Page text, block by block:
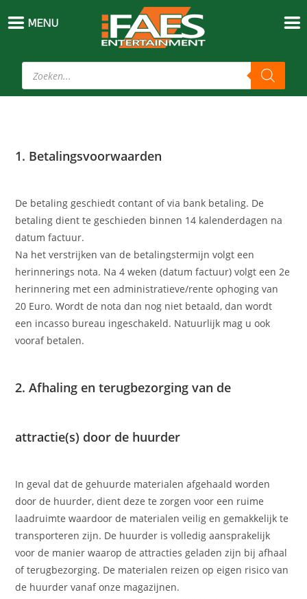
1. Betalingsvoorwaarden
De betaling geschiedt contant of via bank betaling. De
betaling dient te geschieden binnen 14 kalenderdagen na
datum factuur.
Na het verstrijken van de betalingstermijn volgt een
herinnerings nota. Na 4 weken (datum factuur) volgt een 2e
herinnering met een administratieve/rente ophoging van
20 Euro. Wordt de nota dan nog niet betaald, dan wordt
een incasso bureau ingeschakeld. Natuurlijk mag u ook
vooraf betalen.
2. Afhaling en terugbezorging van de
attractie(s) door de huurder
In geval dat de gehuurde materialen afgehaald worden
door de huurder, dient deze te zorgen voor een ruime
laadruimte waardoor de materialen veilig en gemakkelijk te
transporteren zijn. De huurder is volledig aansprakelijk
voor de manier waarop de attracties geladen zijn bij afhaal
of terugbezorging. De materialen reizen op eigen risico van
de huurder vanaf onze magazijnen.
MENU